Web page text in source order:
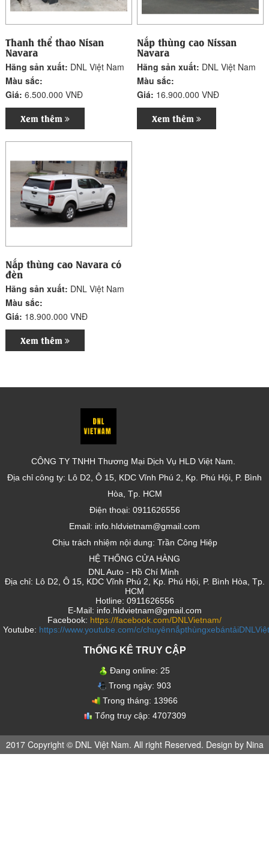
Thanh thể thao Nisan
Navara
Hãng sản xuất: DNL Việt Nam
Màu sắc:
Giá:6.500.000 VNĐ
Xem thêm
Nắp thùng cao Nissan
Navara
Hãng sản xuất: DNL Việt Nam
Màu sắc:
Giá: 16.900.000 VNĐ
Xem thêm
Nắp thùng cao Navara có
đèn
Hãng sản xuất: DNL Việt Nam
Màu sắc:
Giá: 18.900.000 VNĐ
Xem thêm
CÔNG TY TNHH Thương Mại Dịch Vụ HLD Việt Nam.
Địa chỉ công ty: Lô D2, Ô 15, KDC Vĩnh Phú 2, Kp. Phú Hội, P. Bình
Hòa, Tp. HCM
Điện thoại: 0911626556
Email: info.hldvietnam@gmail.com
Chịu trách nhiệm nội dung: Trần Công Hiệp
HỆ THỐNG CỬA HÀNG
DNL Auto - Hồ Chí Minh
Địa chỉ: Lô D2, Ô 15, KDC Vĩnh Phú 2, Kp. Phú Hội, P. Bình Hòa, Tp.
HCM
Hotline: 0911626556
E-Mail: info.hldvietnam@gmail.com
Facebook: https://facebook.com/DNLVietnam/
Youtube: https://www.youtube.com/c/
ThỐNG KÊ TRUY CẬP
Đang online: 25
Trong ngày: 903
Trong tháng: 13966
Tổng truy cập: 4707309
2017 Copyright © DNL Việt Nam. All right Reserved. Design by Nina